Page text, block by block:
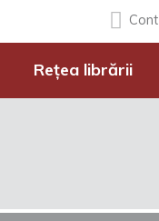
Cont
Rețea librării